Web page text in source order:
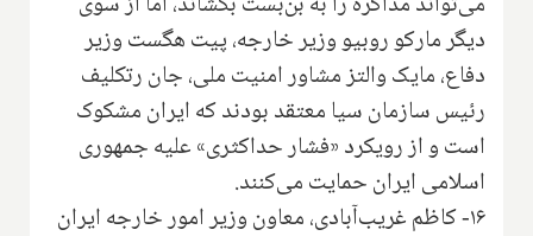
دیگر مارکو روبیو وزیر خارجه، پیت هگست وزیر
دفاع، مایک والتز مشاور امنیت ملی، جان رتکلیف
رئیس سازمان سیا معتقد بودند که ایران مشکوک
است و از رویکرد «فشار حداکثری» علیه جمهوری
اسلامی ایران حمایت می‌کنند.
۱۶- کاظم غریب‌آبادی، معاون وزیر امور خارجه ایران